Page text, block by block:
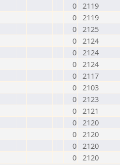
0 2119
0 2119
0 2125
0 2124
0 2124
0 2124
0 2117
0 2103
0 2123
0 2121
0 2120
0 2120
0 2120
0 2120